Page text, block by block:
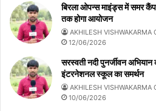
बिरला ओपन्स माइंड्स में समर
तक होगा आयोजन
AKHILESH VISHWAKARMA
12/06/2026
सरस्वती नदी पुनर्जीवन
इंटरनेशनल स्कूल का समर्थन
AKHILESH VISHWAKARMA
10/06/2026